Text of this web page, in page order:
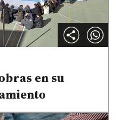
en su